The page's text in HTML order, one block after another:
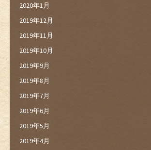
2020年1月
2019年12月
2019年11月
2019年10月
2019年9月
2019年8月
2019年7月
2019年6月
2019年5月
2019年4月